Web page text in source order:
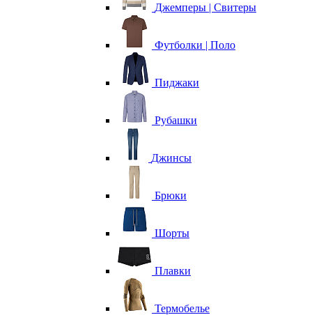
Джемперы | Свитеры
Футболки | Поло
Пиджаки
Рубашки
Джинсы
Брюки
Шорты
Плавки
Термобелье